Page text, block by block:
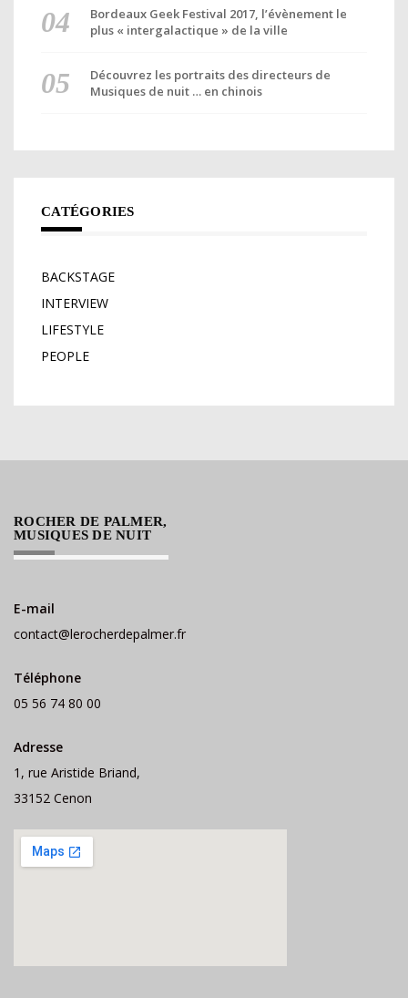
Bordeaux Geek Festival 2017, l’évènement le
plus « intergalactique » de la ville
Découvrez les portraits des directeurs de
Musiques de nuit … en chinois
CATÉGORIES
BACKSTAGE
INTERVIEW
LIFESTYLE
PEOPLE
ROCHER DE PALMER,
MUSIQUES DE NUIT
E-mail
contact@lerocherdepalmer.fr
Téléphone
05 56 74 80 00
Adresse
1, rue Aristide Briand,
33152 Cenon